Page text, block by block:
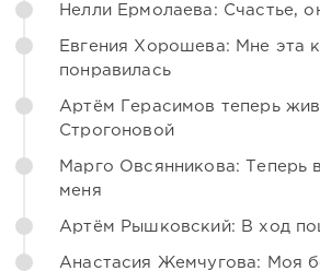
Нелли Ермолаева: Счастье,
Евгения Хорошева: Мне эта
понравилась
Артём Герасимов теперь
Строгоновой
Марго Овсянникова: Теперь
меня
Артём Рышковский: В ход
Анастасия Жемчугова: Моя